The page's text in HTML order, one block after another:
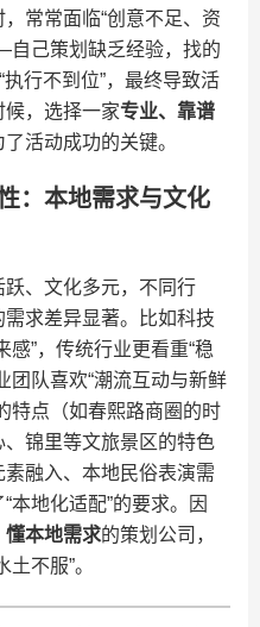
常常面临“创意不足、资
己策划缺乏经验，找的
执行不到位”，最终导致活
，选择一家​​专业、靠谱
活动成功的关键。
：本地需求与文化
、文化多元，不同行
求差异显著。比如科技
感”，传统行业更看重“稳
团队喜欢“潮流互动与新鲜
特点（如春熙路商圈的时
锦里等文旅景区的特色
融入、本地民俗表演需
本地化适配”的要求。因
懂本地需求​​的策划公司，
不服”。